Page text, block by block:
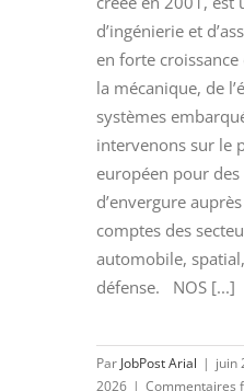
d’ingénierie et
en forte
la mécanique, de
systèmes
intervenons sur le
européen pour
d’envergure
comptes des
automobile,
défense. NOS [...]
Par JobPost Arial | juin
2026 | Commentaires